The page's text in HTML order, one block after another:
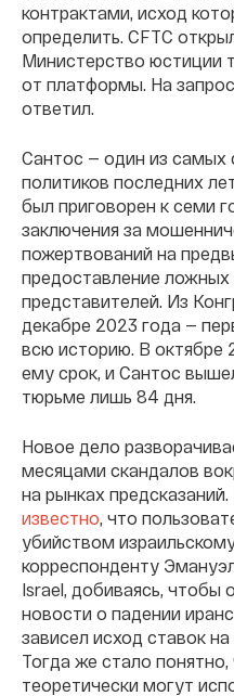
контрактами, исход
определить. CFTC
Министерство юстиции
от платформы. На
ответил.
Сантос — один из самых
политиков последних
был приговорен к семи
заключения за
пожертвований на
предоставление ложных
представителей. Из
декабре 2023 года —
всю историю. В октябре
ему срок, и Сантос
тюрьме лишь 84 дня.
Новое дело
месяцами скандалов
на рынках
известно, что
убийством
корреспонденту
Israel, добиваясь, чтобы
новости о падении
зависел исход ставок
Тогда же стало
теоретически могут